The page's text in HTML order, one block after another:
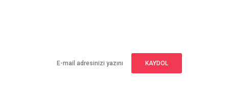
KAYDOL